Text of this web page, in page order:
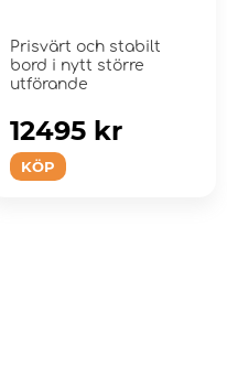
Prisvärt och stabilt
bord i nytt större
utförande
KÖP
12495 kr